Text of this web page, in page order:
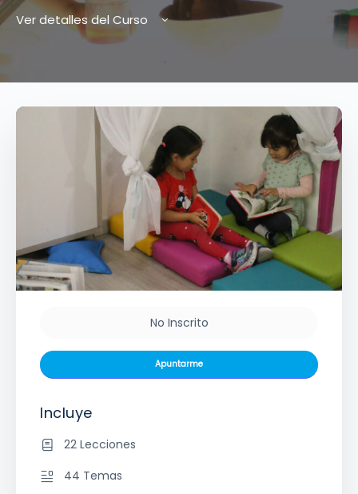
Ver detalles del Curso
No Inscrito
Apuntarme
Incluye
22 Lecciones
44 Temas